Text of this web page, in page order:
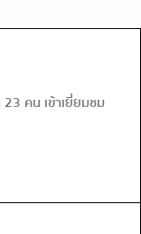
คน เข้าเยี่ยมชม